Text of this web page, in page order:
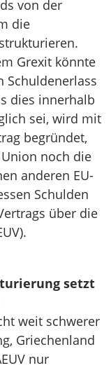
von der
die
Grexit könnte
Schuldenerlass
dies innerhalb
sei, wird mit
begründet,
noch die
anderen EU-
Schulden
über die
setzt
weit schwerer
Griechenland
nur